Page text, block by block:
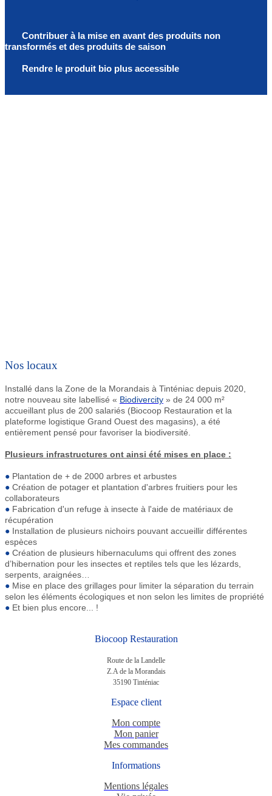
Contribuer à la mise en avant des produits non
transformés et des produits de saison
Rendre le produit bio plus accessible
Nos locaux
Installé dans la Zone de la Morandais à Tinténiac depuis 2020,
notre nouveau site labellisé « Biodivercity » de 24 000 m²
accueillant plus de 200 salariés (Biocoop Restauration et la
plateforme logistique Grand Ouest des magasins), a été
entièrement pensé pour favoriser la biodiversité.
Plusieurs infrastructures ont ainsi été mises en place :
● Plantation de + de 2000 arbres et arbustes
● Création de potager et plantation d'arbres fruitiers pour les
collaborateurs
● Fabrication d'un refuge à insecte à l'aide de matériaux de
récupération
● Installation de plusieurs nichoirs pouvant accueillir différentes
espèces
● Création de plusieurs hibernaculums qui offrent des zones
d’hibernation pour les insectes et reptiles tels que les lézards,
serpents, araignées…
● Mise en place des grillages pour limiter la séparation du terrain
selon les éléments écologiques et non selon les limites de propriété
● Et bien plus encore... !
Biocoop Restauration
Route de la Landelle
Z.A de la Morandais
35190 Tinténiac
Espace client
Mon compte
Mon panier
Mes commandes
Informations
Mentions légales